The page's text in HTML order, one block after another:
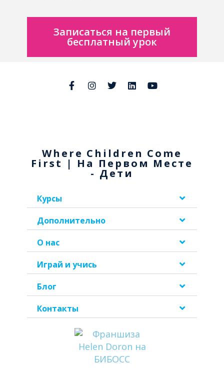
Записаться на первый
бесплатный урок
Where Children Come
First | На Первом Месте
- Дети
Курсы
Дополнительно
О нас
Играй и учись
Блог
Контакты